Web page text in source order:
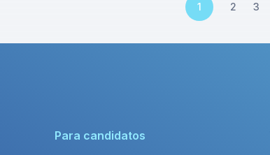
1 2 3
Para candidatos